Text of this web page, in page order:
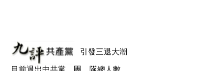
引發三退大潮